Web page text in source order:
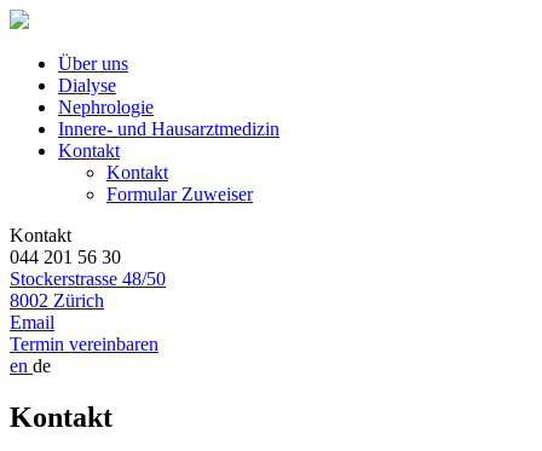
Über uns
Dialyse
Nephrologie
Innere- und Hausarztmedizin
Kontakt
Kontakt
Formular Zuweiser
Kontakt
044 201 56 30
Stockerstrasse 48/50
8002 Zürich
Email
Termin vereinbaren
en de
Kontakt